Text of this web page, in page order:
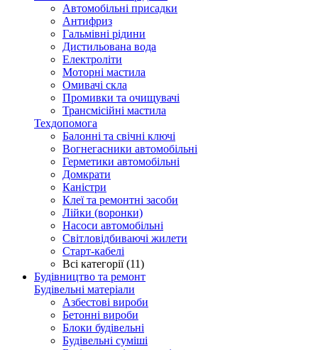
Автомобільні присадки
Антифриз
Гальмівні рідини
Дистильована вода
Електроліти
Моторні мастила
Омивачі скла
Промивки та очищувачі
Трансмісійні мастила
Техдопомога
Балонні та свічні ключі
Вогнегасники автомобільні
Герметики автомобільні
Домкрати
Каністри
Клеї та ремонтні засоби
Лійки (воронки)
Насоси автомобільні
Світловідбиваючі жилети
Старт-кабелі
Всі категорії (11)
Будівництво та ремонт
Будівельні матеріали
Азбестові вироби
Бетонні вироби
Блоки будівельні
Будівельні суміші